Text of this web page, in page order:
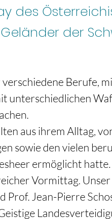
des
der
Berufe,
unterschiedlichen
aus ihrem Alltag,
sowie den vielen
ermöglicht hatte.
Vormittag.
Jean-Pierre